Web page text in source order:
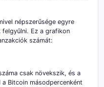
népszerűsége egyre
Ez a grafikon
számát:
csak növekszik, és a
Bitcoin másodpercenként